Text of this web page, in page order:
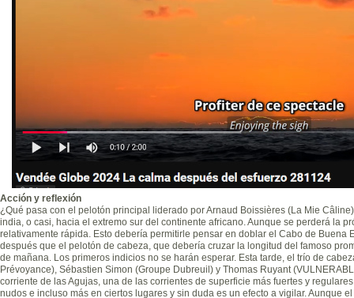
Acción y reflexión
¿Qué pasa con el pelotón principal liderado por Arnaud Boissières (La Mie
india, o casi, hacia el extremo sur del continente africano. Aunque se perderá la
relativamente rápida. Esto debería permitirle pensar en doblar el Cabo de Buena
después que el pelotón de cabeza, que debería cruzar la longitud del famoso
de mañana. Los primeros indicios no se harán esperar. Esta tarde, el trío de
Prévoyance), Sébastien Simon (Groupe Dubreuil) y Thomas Ruyant
corriente de las Agujas, una de las corrientes de superficie más fuertes y
nudos e incluso más en ciertos lugares y sin duda es un efecto a vigilar. Aunque